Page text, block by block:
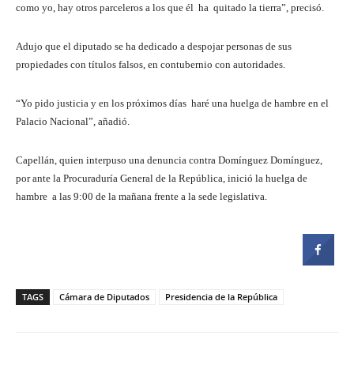
como yo, hay otros parceleros a los que él ha quitado la tierra”, precisó.
Adujo que el diputado se ha dedicado a despojar personas de sus
propiedades con títulos falsos, en contubernio con autoridades.
“Yo pido justicia y en los próximos días haré una huelga de hambre en el
Palacio Nacional”, añadió.
Capellán, quien interpuso una denuncia contra Domínguez Domínguez,
por ante la Procuraduría General de la República, inició la huelga de
hambre a las 9:00 de la mañana frente a la sede legislativa.
TAGS Cámara de Diputados Presidencia de la República